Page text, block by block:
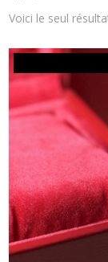
Voici le seul